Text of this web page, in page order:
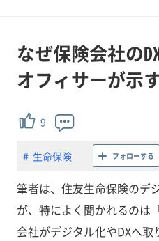
なぜ保険会社の
オフィサーが示
9
生命保険 フォローする
筆者は、住友生命保険のデ
が、特によく聞かれるのは
会社がデジタル化やDXへ